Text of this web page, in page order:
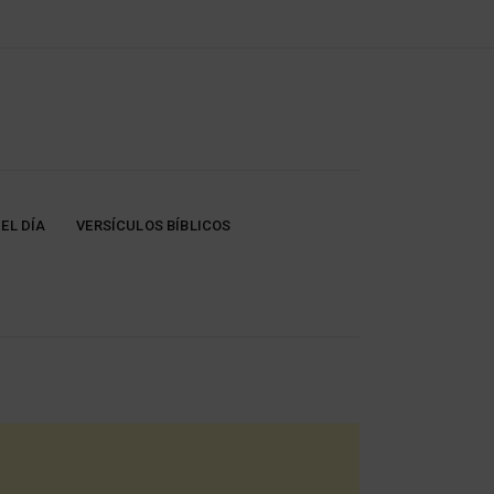
DÍA VERSÍCULOS BÍBLICOS